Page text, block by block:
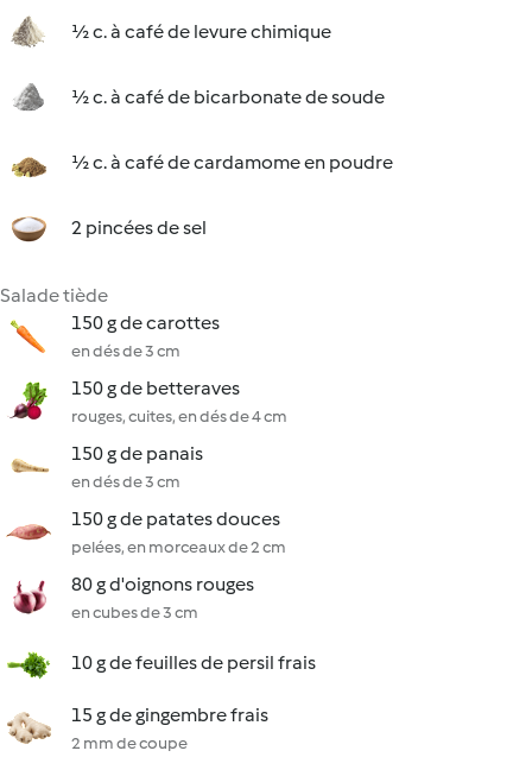
½ c. à café de levure chimique
½ c. à café de bicarbonate de soude
½ c. à café de cardamome en poudre
2 pincées de sel
Salade tiède
150 g de carottes
en dés de 3 cm
150 g de betteraves
rouges, cuites, en dés de 4 cm
150 g de panais
en dés de 3 cm
150 g de patates douces
pelées, en morceaux de 2 cm
80 g d'oignons rouges
en cubes de 3 cm
10 g de feuilles de persil frais
15 g de gingembre frais
2 mm de coupe